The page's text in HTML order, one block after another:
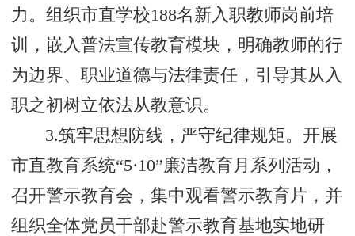
力。组织市直学校188名新入职教师岗前培
训，嵌入普法宣传教育模块，明确教师的行
为边界、职业道德与法律责任，引导其从入
职之初树立依法从教意识。
3.筑牢思想防线，严守纪律规矩。开展
市直教育系统“5·10”廉洁教育月系列活动，
召开警示教育会，集中观看警示教育片，并
组织全体党员干部赴警示教育基地实地研